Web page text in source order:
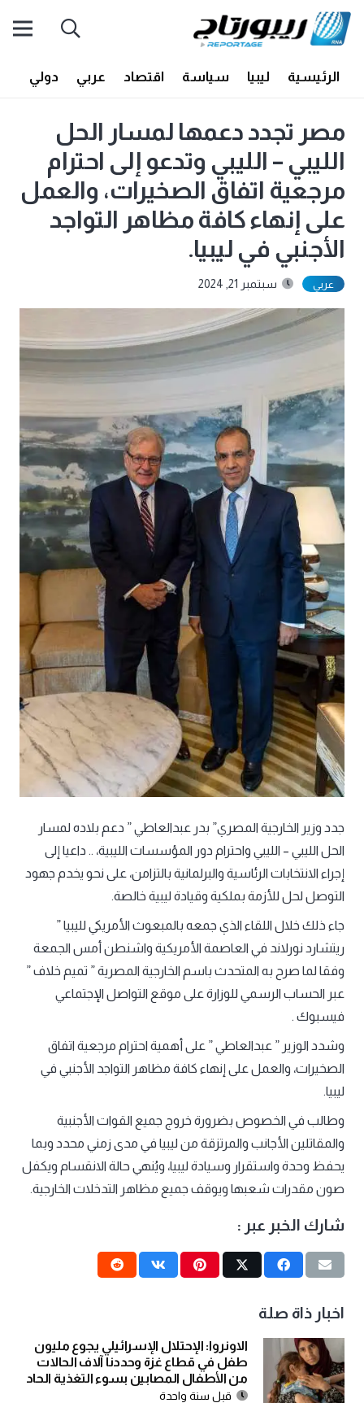
الرئيسية ليبيا سياسة اقتصاد عربي دولي
مصر تجدد دعمها لمسار الحل
الليبي – الليبي وتدعو إلى احترام
مرجعية اتفاق الصخيرات، والعمل
على إنهاء كافة مظاهر التواجد
الأجنبي في ليبيا.
عربي سبتمبر 21, 2024
جدد وزير الخارجية المصري” بدر عبدالعاطي ” دعم بلاده لمسار
الحل الليبي – الليبي واحترام دور المؤسسات الليبية، .. داعيا إلى
إجراء الانتخابات الرئاسية والبرلمانية بالتزامن، على نحو يخدم جهود
التوصل لحل للأزمة بملكية وقيادة ليبية خالصة.
جاء ذلك خلال اللقاء الذي جمعه بالمبعوث الأمريكي لليبيا ”
ريتشارد نورلاند في العاصمة الأمريكية واشنطن أمس الجمعة
وفقا لما صرح به المتحدث باسم الخارجية المصرية ” تميم خلاف ”
عبر الحساب الرسمي للوزارة على موقع التواصل الإجتماعي
فيسبوك .
وشدد الوزير ” عبدالعاطي ” على أهمية احترام مرجعية اتفاق
الصخيرات، والعمل على إنهاء كافة مظاهر التواجد الأجنبي في
ليبيا.
وطالب في الخصوص بضرورة خروج جميع القوات الأجنبية
والمقاتلين الأجانب والمرتزقة من ليبيا في مدى زمني محدد وبما
يحفظ وحدة واستقرار وسيادة ليبيا، ويُنهي حالة الانقسام ويكفل
صون مقدرات شعبها ويوقف جميع مظاهر التدخلات الخارجية.
شارك الخبر عبر :
اخبار ذاة صلة
الاونروا: الإحتلال الإسرائيلي يجوع مليون
طفل في قطاع غزة وحددنا آلاف الحالات
من الأطفال المصابين بسوء التغذية الحاد
قبل سنة واحدة